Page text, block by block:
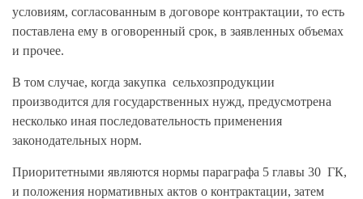
условиям, согласованным в договоре контрактации, то есть
поставлена ему в оговоренный срок, в заявленных объемах
и прочее.
В том случае, когда закупка сельхозпродукции
производится для государственных нужд, предусмотрена
несколько иная последовательность применения
законодательных норм.
Приоритетными являются нормы параграфа 5 главы 30 ГК,
и положения нормативных актов о контрактации, затем